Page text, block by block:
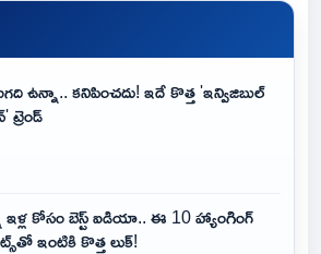
ఉన్నా.. కనిపించదు! ఇదే కొత్త 'ఇన్విజిబుల్
ట్రెండ్
ఇళ్ల కోసం బెస్ట్ ఐడియా.. ఈ 10 హ్యాంగింగ్
ఇంటికి కొత్త లుక్!